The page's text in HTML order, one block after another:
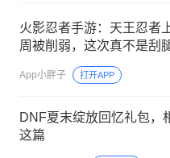
火影忍者手游：天王忍者
周被削弱，这次真不是刮
App小胖子 打开APP
DNF夏末绽放回忆礼包，
这篇